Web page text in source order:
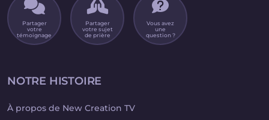
Partager
votre
témoignage
Partager
votre sujet
de prière
Vous avez
une
question ?
NOTRE HISTOIRE
À propos de New Creation TV